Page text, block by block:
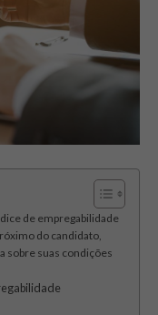
de empregabilidade
do candidato,
sobre suas condições